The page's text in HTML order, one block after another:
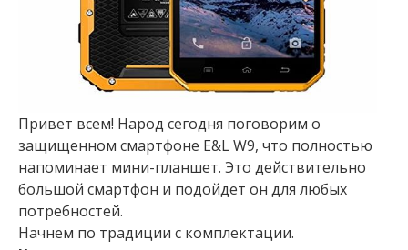
Привет всем! Народ сегодня поговорим о
защищенном смартфоне E&L W9, что полностью
напоминает мини-планшет. Это действительно
большой смартфон и подойдет он для любых
потребностей.
Начнем по традиции с комплектации.